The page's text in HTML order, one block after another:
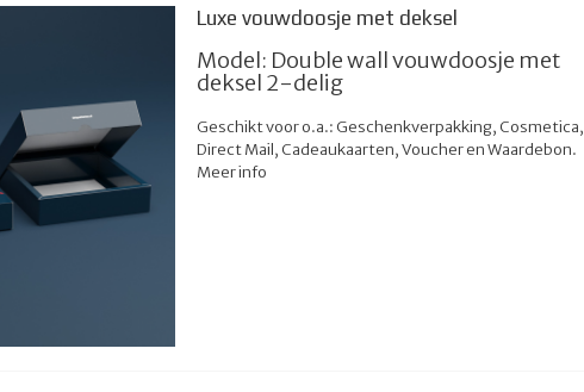
Luxe vouwdoosje met deksel
Model: Double wall vouwdoosje met
deksel 2-delig
Geschikt voor o.a.: Geschenkverpakking, Cosmetica,
Direct Mail, Cadeaukaarten, Voucher en Waardebon.
Meer info